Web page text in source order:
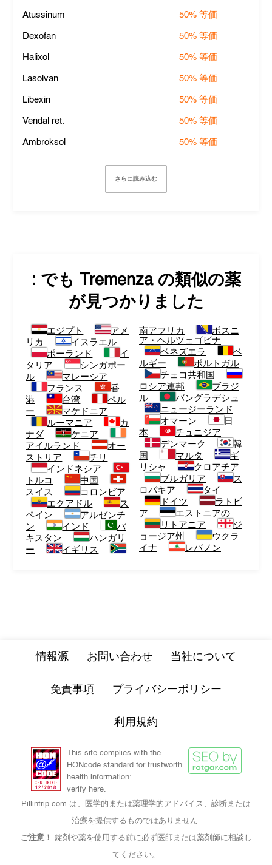
Atussinum 50%等価
Dexofan 50%等価
Halixol 50%等価
Lasolvan 50%等価
Libexin 50%等価
Vendal ret. 50%等価
Ambroksol 50%等価
さらに読み込む
: でも Tremenzaの類似の薬
が見つかりました
エジプト
アメ
リカ
イスラエル
ポーランド
イ
タリア
シンガポー
ル
マレーシア
フランス
香
港
台湾
ペル
ー
マケドニア
ルーマニア
カ
ナダ
ケニア
アイルランド
オー
ストリア
チリ
インドネシア
トルコ
中国
スイス
コロンビア
エクアドル
ス
ペイン
アルゼンチ
ン
インド
パ
キスタン
ハンガリ
ー
イギリス
南アフリカ
ボスニ
ア・ヘルツェゴビナ
ベネズエラ
ベ
ルギー
ポルトガル
チェコ共和国
ロシア連邦
ブラジ
ル
バングラデシュ
ニュージーランド
オマーン
日
本
チュニジア
デンマーク
韓
国
マルタ
ギ
リシャ
クロアチア
ブルガリア
ス
ロバキア
タイ
ドイツ
ラトビ
ア
エストニアの
リトアニア
ジ
ョージア州
ウクラ
イナ
レバノン
情報源 お問い合わせ 当社について
免責事項 プライバシーポリシー
利用規約
This site complies with the
HONcode standard for trustworth
health information:
verify here.
Pillintrip.com は、医学的または薬理学的アドバイス、診断または
治療を提供するものではありません.
ご注意！ 錠剤や薬を使用する前に必ず医師または薬剤師に相談し
てください。